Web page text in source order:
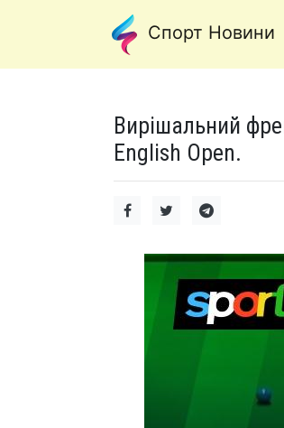
Спорт Новини
Вирішальний
English Open.